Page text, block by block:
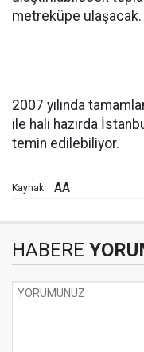
metreküpe ulaşacak.
2007 yılında
ile hali hazırda
temin edilebiliyor.
Kaynak: AA
HABERE